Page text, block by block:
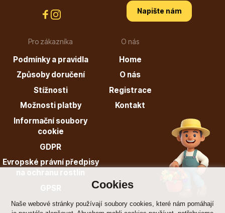
Cookies
Naše webové stránky používají soubory cookies, které nám pomáhají
Plazivé rostliny
Popínavé rostliny
Pro zákazníka
Podmínky a pravidla
Způsoby doručení
Stížnosti
Možnosti platby
Informační soubory
cookie
GDPR
Evropské právní předpisy
na ochranu rostlin
GPSR
O nás
Home
O nás
Registrace
Kontakt
Napište nám